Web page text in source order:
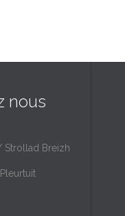
nous
Strollad Breizh